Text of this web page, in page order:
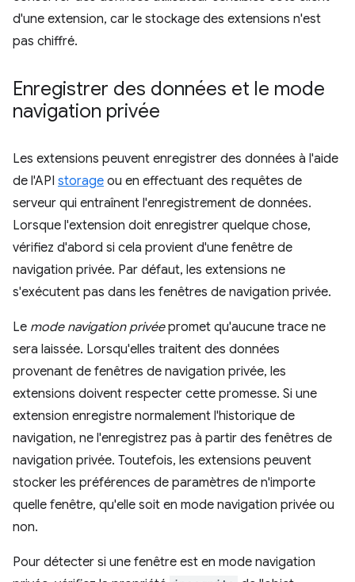
d'une extension, car le stockage des extensions n'est
pas chiffré.
Enregistrer des données et le mode
navigation privée
Les extensions peuvent enregistrer des données à l'aide
de l'API storage ou en effectuant des requêtes de
serveur qui entraînent l'enregistrement de données.
Lorsque l'extension doit enregistrer quelque chose,
vérifiez d'abord si cela provient d'une fenêtre de
navigation privée. Par défaut, les extensions ne
s'exécutent pas dans les fenêtres de navigation privée.
Le mode navigation privéepromet qu'aucune trace ne
sera laissée. Lorsqu'elles traitent des données
provenant de fenêtres de navigation privée, les
extensions doivent respecter cette promesse. Si une
extension enregistre normalement l'historique de
navigation, ne l'enregistrez pas à partir des fenêtres de
navigation privée. Toutefois, les extensions peuvent
stocker les préférences de paramètres de n'importe
quelle fenêtre, qu'elle soit en mode navigation privée ou
non.
Pour détecter si une fenêtre est en mode navigation